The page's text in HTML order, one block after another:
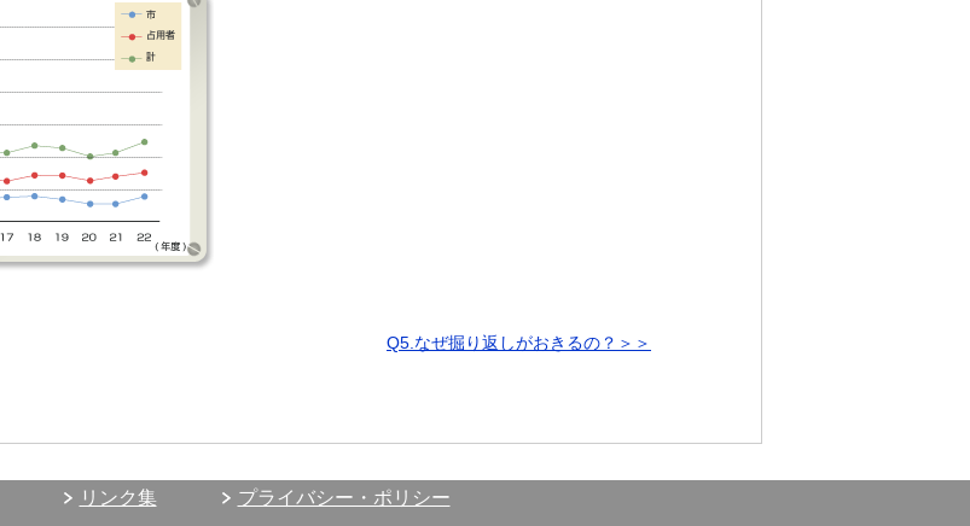
Q5.なぜ掘り返しがおきるの？＞＞
リンク集 プライバシー・ポリシー